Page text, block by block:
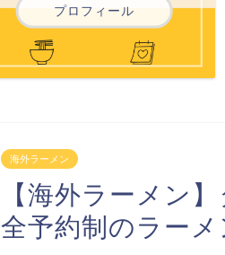
プロフィール
海外ラーメン
【海外ラーメン
全予約制のラーメ